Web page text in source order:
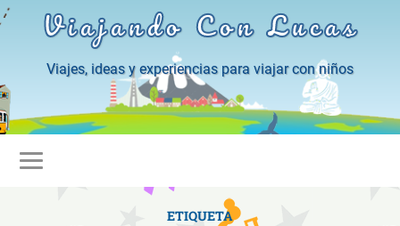
Viajando Con Lucas
Viajes, ideas y experiencias para viajar con niños
ETIQUETA